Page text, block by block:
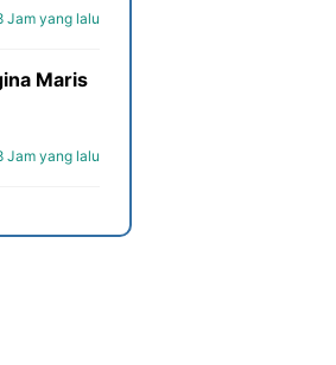
Jam yang lalu
Maris
Jam yang lalu